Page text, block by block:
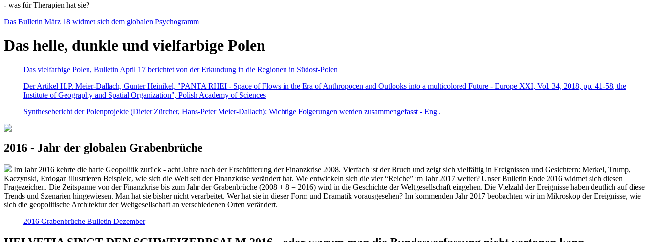
- was für Therapien hat sie?
Das Bulletin März 18 widmet sich dem globalen Psychogramm
Das helle, dunkle und vielfarbige Polen
Das vielfarbige Polen, Bulletin April 17 berichtet von der Erkundung in die Regionen in Südost-Polen
Der Artikel H.P. Meier-Dallach, Gunter Heinikel, "PANTA RHEI - Space of Flows in the Era of Anthropocen and Outlooks into a multicolored Future - Europe XXI, Vol. 34, 2018, pp. 41-58, the
Institute of Geography and Spatial Organization", Polish Academy of Sciences
Synthesebericht der Polenprojekte (Dieter Zürcher, Hans-Peter Meier-Dallach): Wichtige Folgerungen werden zusammengefasst - Engl.
2016 - Jahr der globalen Grabenbrüche
Im Jahr 2016 kehrte die harte Geopolitik zurück - acht Jahre nach der Erschütterung der Finanzkrise 2008. Vierfach ist der Bruch und zeigt sich vielfältig in Ereignissen und Gesichtern: Merkel, Trump,
Kaczynski, Erdogan illustrieren Beispiele, wie sich die Welt seit der Finanzkrise verändert hat. Wie entwickeln sich die vier “Reiche” im Jahr 2017 weiter? Unser Bulletin Ende 2016 widmet sich diesen
Fragezeichen. Die Zeitspanne von der Finanzkrise bis zum Jahr der Grabenbrüche (2008 + 8 = 2016) wird in die Geschichte der Weltgesellschaft eingehen. Die Vielzahl der Ereignisse haben deutlich auf diese
Trends und Szenarien hingewiesen. Man hat sie bisher nicht verarbeitet. Wer hat sie in dieser Form und Dramatik vorausgesehen? Im kommenden Jahr 2017 beobachten wir im Mikroskop der Ereignisse, wie
sich die geopolitische Architektur der Weltgesellschaft an verschiedenen Orten verändert.
2016 Grabenbrüche Bulletin Dezember